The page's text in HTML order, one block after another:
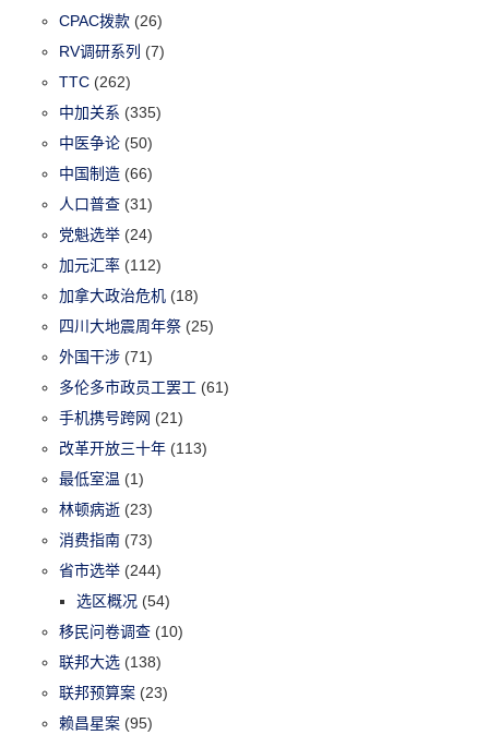
CPAC拨款 (26)
RV调研系列 (7)
TTC (262)
中加关系 (335)
中医争论 (50)
中国制造 (66)
人口普查 (31)
党魁选举 (24)
加元汇率 (112)
加拿大政治危机 (18)
四川大地震周年祭 (25)
外国干涉 (71)
多伦多市政员工罢工 (61)
手机携号跨网 (21)
改革开放三十年 (113)
最低室温 (1)
林顿病逝 (23)
消费指南 (73)
省市选举 (244)
选区概况 (54)
移民问卷调查 (10)
联邦大选 (138)
联邦预算案 (23)
赖昌星案 (95)